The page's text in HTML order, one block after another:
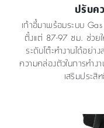
ปรับค
เก้าอี้มาพร้อมระบบ
ตั้งแต่ 87-97 ซม. ช่วยใ
ระดับโต๊ะทำงานได้อย่
ความคล่องตัวในการทำ
เสริมประสิ